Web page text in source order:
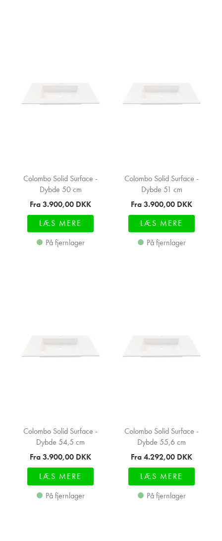
Colombo Solid Surface -
Dybde 50 cm
Fra 3.900,00 DKK
LÆS MERE
På fjernlager
Colombo Solid Surface -
Dybde 51 cm
Fra 3.900,00 DKK
LÆS MERE
På fjernlager
Colombo Solid Surface -
Dybde 54,5 cm
Fra 3.900,00 DKK
LÆS MERE
På fjernlager
Colombo Solid Surface -
Dybde 55,6 cm
Fra 4.292,00 DKK
LÆS MERE
På fjernlager